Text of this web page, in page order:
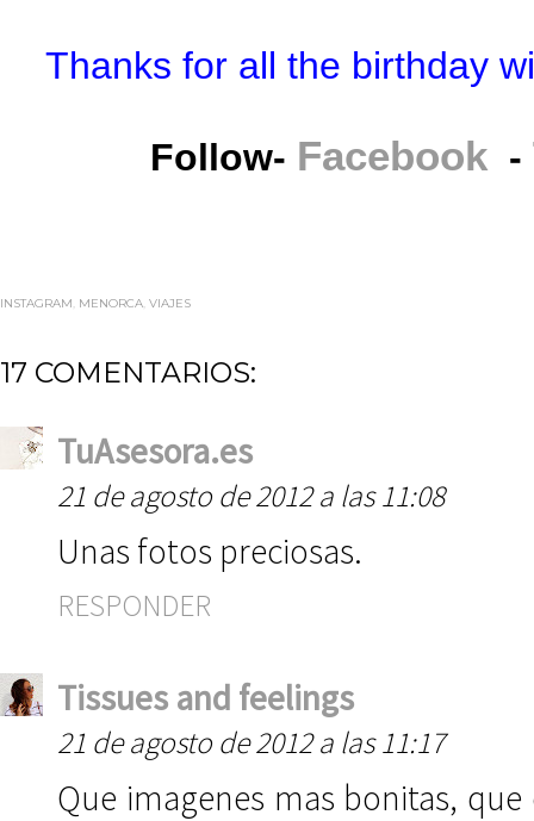
Thanks for all the birthday
Follow- Facebook -
INSTAGRAM, MENORCA, VIAJES
17 COMENTARIOS:
TuAsesora.es
21 de agosto de 2012 a las 11:08
Unas fotos preciosas.
RESPONDER
Tissues and feelings
21 de agosto de 2012 a las 11:17
Que imagenes mas bonitas,